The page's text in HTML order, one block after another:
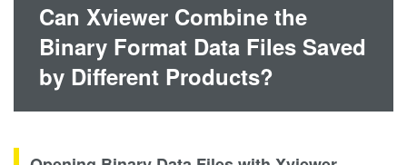
Can Xviewer Combine the
Binary Format Data Files Saved
by Different Products?